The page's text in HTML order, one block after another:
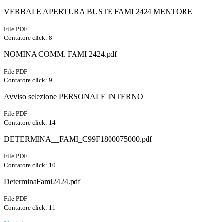
VERBALE APERTURA BUSTE FAMI 2424 MENTORE
File PDF
Contatore click: 8
NOMINA COMM. FAMI 2424.pdf
File PDF
Contatore click: 9
Avviso selezione PERSONALE INTERNO
File PDF
Contatore click: 14
DETERMINA__FAMI_C99F1800075000.pdf
File PDF
Contatore click: 10
DeterminaFami2424.pdf
File PDF
Contatore click: 11